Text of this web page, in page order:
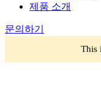
제품 소개
문의하기
This